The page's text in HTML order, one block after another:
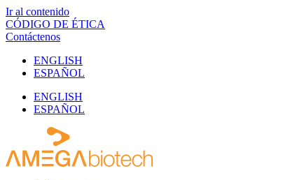
Ir al contenido
CÓDIGO DE ÉTICA
Contáctenos
ENGLISH
ESPAÑOL
ENGLISH
ESPAÑOL